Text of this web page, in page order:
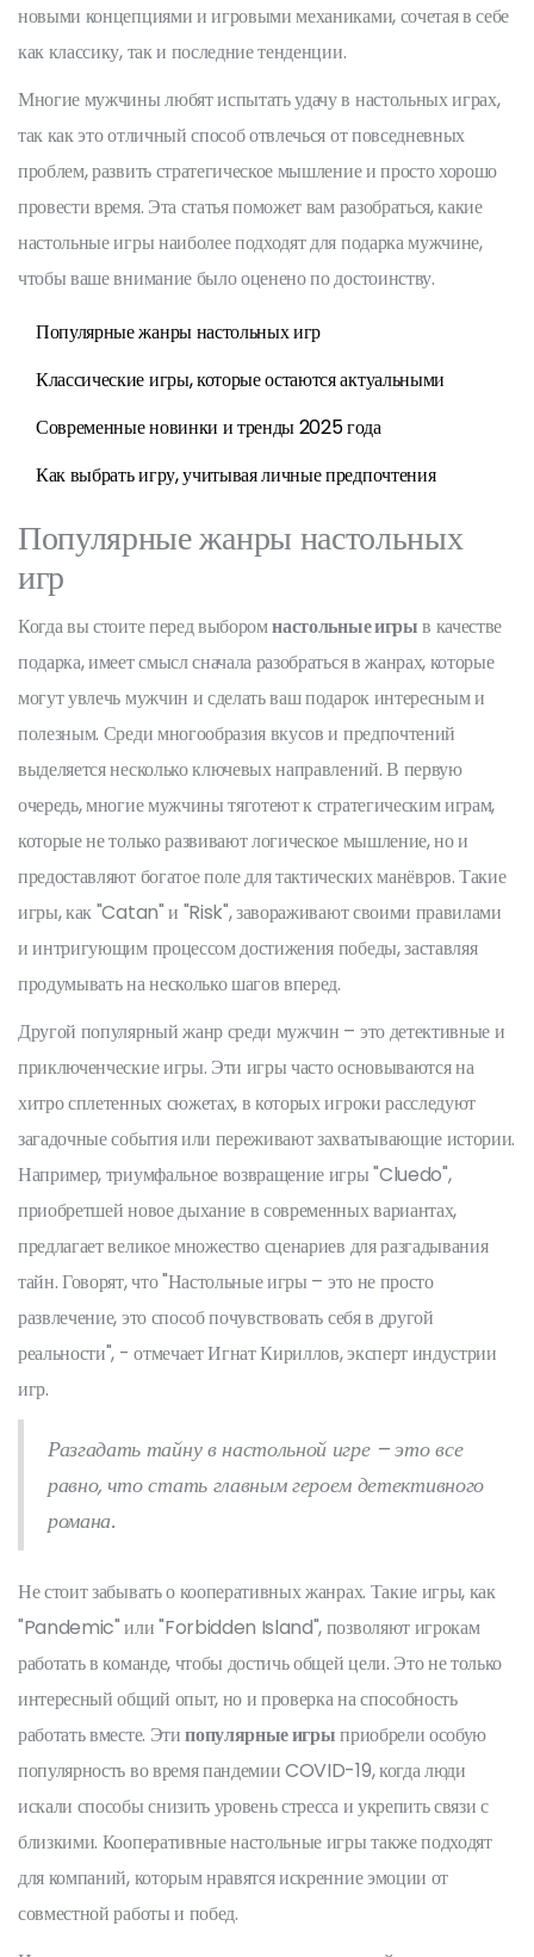
новыми концепциями и игровыми механиками, сочетая в себе
как классику, так и последние тенденции.
Многие мужчины любят испытать удачу в настольных играх,
так как это отличный способ отвлечься от повседневных
проблем, развить стратегическое мышление и просто хорошо
провести время. Эта статья поможет вам разобраться, какие
настольные игры наиболее подходят для подарка мужчине,
чтобы ваше внимание было оценено по достоинству.
Популярные жанры настольных игр
Классические игры, которые остаются актуальными
Современные новинки и тренды 2025 года
Как выбрать игру, учитывая личные предпочтения
Популярные жанры настольных
игр
Когда вы стоите перед выборомнастольные игрыв качестве
подарка, имеет смысл сначала разобраться в жанрах, которые
могут увлечь мужчин и сделать ваш подарок интересным и
полезным. Среди многообразия вкусов и предпочтений
выделяется несколько ключевых направлений. В первую
очередь, многие мужчины тяготеют к стратегическим играм,
которые не только развивают логическое мышление, но и
предоставляют богатое поле для тактических манёвров. Такие
игры, как "Catan" и "Risk", завораживают своими правилами
и интригующим процессом достижения победы, заставляя
продумывать на несколько шагов вперед.
Другой популярный жанр среди мужчин – это детективные и
приключенческие игры. Эти игры часто основываются на
хитро сплетенных сюжетах, в которых игроки расследуют
загадочные события или переживают захватывающие истории.
Например, триумфальное возвращение игры "Cluedo",
приобретшей новое дыхание в современных вариантах,
предлагает великое множество сценариев для разгадывания
тайн. Говорят, что "Настольные игры – это не просто
развлечение, это способ почувствовать себя в другой
реальности", - отмечает Игнат Кириллов, эксперт индустрии
игр.
Разгадать тайну в настольной игре – это все
равно, что стать главным героем детективного
романа.
Не стоит забывать о кооперативных жанрах. Такие игры, как
"Pandemic" или "Forbidden Island", позволяют игрокам
работать в команде, чтобы достичь общей цели. Это не только
интересный общий опыт, но и проверка на способность
работать вместе. Этипопулярные игрыприобрели особую
популярность во время пандемии COVID-19, когда люди
искали способы снизить уровень стресса и укрепить связи с
близкими. Кооперативные настольные игры также подходят
для компаний, которым нравятся искренние эмоции от
совместной работы и побед.